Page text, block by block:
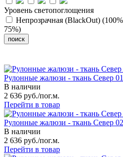
Уровень светопоглощения
Непрозрачная (BlackOut)
75%)
Рулонные жалюзи - ткань Север
В наличии
2 636 руб./пог.м.
Перейти в товар
Рулонные жалюзи - ткань Север
В наличии
2 636 руб./пог.м.
Перейти в товар